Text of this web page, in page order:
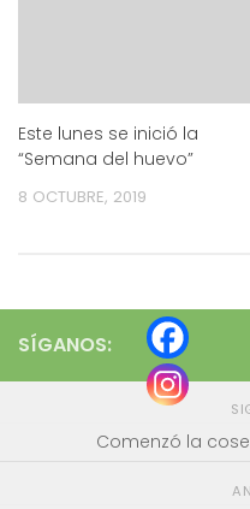
Este lunes se inició la
“Semana del huevo”
8 OCTUBRE, 2019
SÍGANOS:
Comenzó la